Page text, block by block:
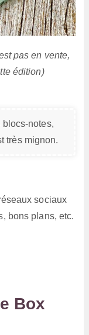
pas en vente,
édition)
blocs-notes,
très mignon.
sociaux
bons plans, etc.
Box